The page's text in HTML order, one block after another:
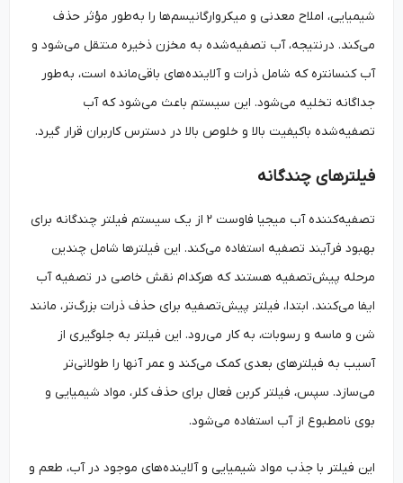
شیمیایی، املاح معدنی و میکروارگانیسم‌ها را به‌طور مؤثر حذف
می‌کند. درنتیجه، آب تصفیه‌شده به مخزن ذخیره منتقل می‌شود و
آب کنسانتره که شامل ذرات و آلاینده‌های باقی‌مانده است، به‌طور
جداگانه تخلیه می‌شود. این سیستم باعث می‌شود که آب
تصفیه‌شده باکیفیت بالا و خلوص بالا در دسترس کاربران قرار گیرد.
فیلترهای چندگانه
تصفیه‌کننده آب میجیا فاوست ۲ از یک سیستم فیلتر چندگانه برای
بهبود فرآیند تصفیه استفاده می‌کند. این فیلترها شامل چندین
مرحله پیش‌تصفیه هستند که هرکدام نقش خاصی در تصفیه آب
ایفا می‌کنند. ابتدا، فیلتر پیش‌تصفیه برای حذف ذرات بزرگ‌تر، مانند
شن و ماسه و رسوبات، به کار می‌رود. این فیلتر به جلوگیری از
آسیب به فیلترهای بعدی کمک می‌کند و عمر آنها را طولانی‌تر
می‌سازد. سپس، فیلتر کربن فعال برای حذف کلر، مواد شیمیایی و
بوی نامطبوع از آب استفاده می‌شود.
این فیلتر با جذب مواد شیمیایی و آلاینده‌های موجود در آب، طعم و